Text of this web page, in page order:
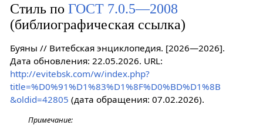
Стиль по ГОСТ 7.0.5—2008
(библиографическая ссылка)
Буяны // Витебская энциклопедия. [2026—2026].
Дата обновления: 22.05.2026. URL:
http://evitebsk.com/w/index.php?
title=%D0%91%D1%83%D1%8F%D0%BD%D1%8B
&oldid=42805 (дата обращения: 07.02.2026).
Примечание: